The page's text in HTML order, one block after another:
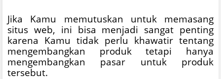
Jika Kamu memutuskan untuk memasang
situs web, ini bisa menjadi sangat penting
karena Kamu tidak perlu khawatir tentang
mengembangkan produk tetapi hanya
mengembangkan pasar untuk produk
tersebut.